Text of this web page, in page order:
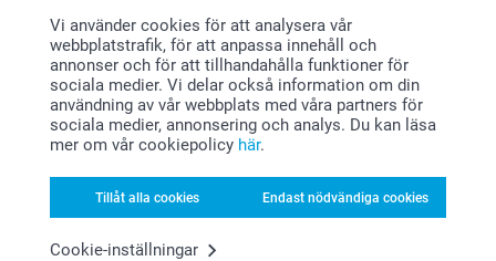
Vi använder cookies för att analysera vår
webbplatstrafik, för att anpassa innehåll och
annonser och för att tillhandahålla funktioner för
sociala medier. Vi delar också information om din
användning av vår webbplats med våra partners för
sociala medier, annonsering och analys. Du kan läsa
mer om vår cookiepolicy här.
Tillåt alla cookies Endast nödvändiga cookies
Cookie-inställningar
Från 99,00
(534 omdömen)
(58 omdömen)
Ny variant
Telåda i trä och Set
5 varianter
(6 omdömen)
Tavelvägg Hexagon
10 varianter
(16 omdömen)